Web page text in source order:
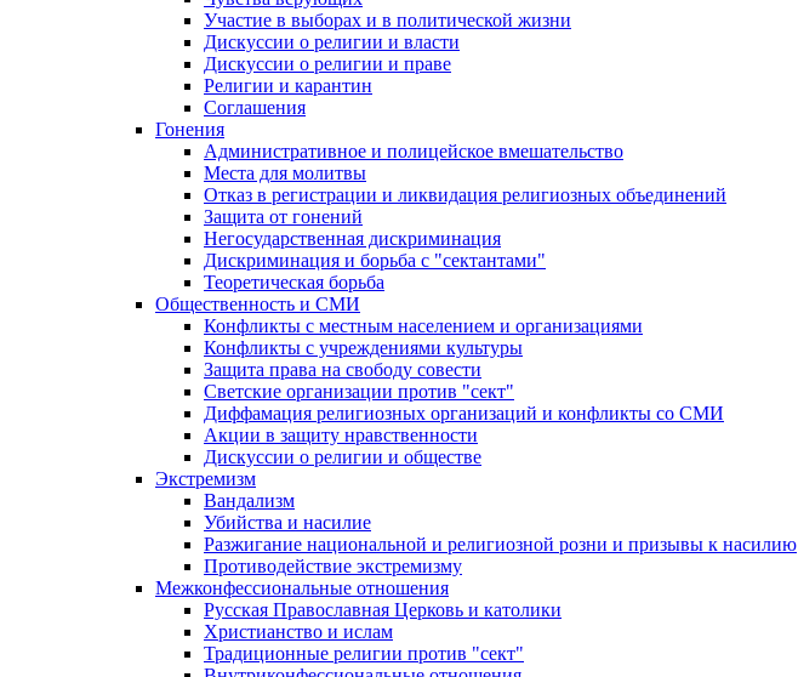
Участие в выборах и в политической жизни
Дискуссии о религии и власти
Дискуссии о религии и праве
Религии и карантин
Соглашения
Гонения
Административное и полицейское вмешательство
Места для молитвы
Отказ в регистрации и ликвидация религиозных объединений
Защита от гонений
Негосударственная дискриминация
Дискриминация и борьба с "сектантами"
Теоретическая борьба
Общественность и СМИ
Конфликты с местным населением и организациями
Конфликты с учреждениями культуры
Защита права на свободу совести
Светские организации против "сект"
Диффамация религиозных организаций и конфликты со СМИ
Акции в защиту нравственности
Дискуссии о религии и обществе
Экстремизм
Вандализм
Убийства и насилие
Разжигание национальной и религиозной розни и призывы к насилию
Противодействие экстремизму
Межконфессиональные отношения
Русская Православная Церковь и католики
Христианство и ислам
Традиционные религии против "сект"